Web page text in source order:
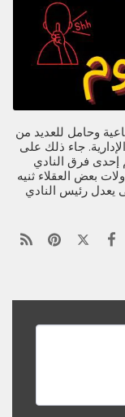
وحامل للعديد من
جاء ذلك على
إحدى فرق النادي
بعض العقلاء ثنيه
يعدل رئيس النادي